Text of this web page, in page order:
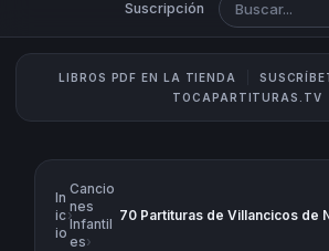
Suscripción
LIBROS PDF EN LA TIENDA
TOCAPARTITURAS.TV
In
ic
io
›
Cancio
nes
Infantil
es›